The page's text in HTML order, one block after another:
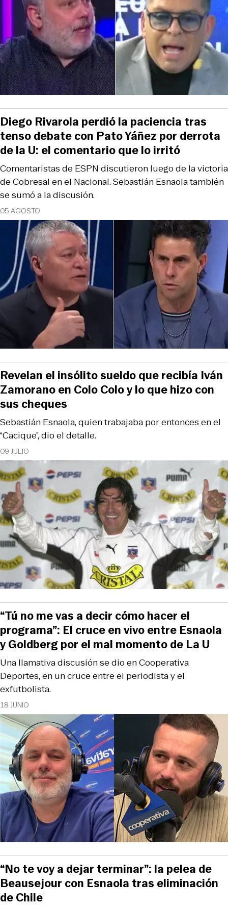
05 AGOSTO
Comentaristas de ESPN discutieron luego de la victoria
de Cobresal en el Nacional. Sebastián Esnaola también
se sumó a la discusión.
Diego Rivarola perdió la paciencia tras
tenso debate con Pato Yáñez por derrota
de la U: el comentario que lo irritó
09 JULIO
Sebastián Esnaola, quien trabajaba por entonces en el
“Cacique”, dio el detalle.
Revelan el insólito sueldo que recibía Iván
Zamorano en Colo Colo y lo que hizo con
sus cheques
18 JUNIO
Una llamativa discusión se dio en Cooperativa
Deportes, en un cruce entre el periodista y el
exfutbolista.
“Tú no me vas a decir cómo hacer el
programa”: El cruce en vivo entre Esnaola
y Goldberg por el mal momento de La U
“No te voy a dejar terminar”: la pelea de
Beausejour con Esnaola tras eliminación
de Chile